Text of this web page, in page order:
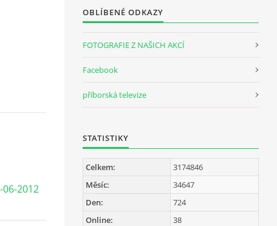
2012
OBLÍBENÉ ODKAZY
FOTOGRAFIE Z NAŠICH AKCÍ
Facebook
příborská televize
STATISTIKY
Online: 38
Celkem:
3174846
Měsíc:
34647
Den:
724